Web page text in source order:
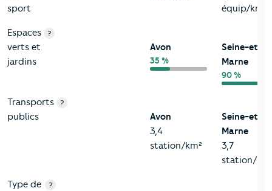
sport
équip/km²
Espaces
verts et
jardins
?
Avon
35 %
Seine-et-
Marne
90 %
Transports
publics
?
Avon
3,4
station/km²
Seine-et-
Marne
3,7
station/
Type de
?